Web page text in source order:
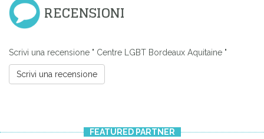
RECENSIONI
Scrivi una recensione " Centre LGBT Bordeaux Aquitaine "
Scrivi una recensione
FEATURED PARTNER